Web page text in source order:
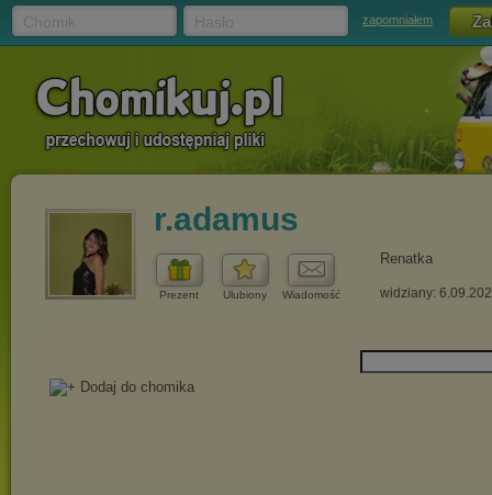
zapomniałem
r.adamus
Prezent Ulubiony Wiadomość
Renatka
widziany: